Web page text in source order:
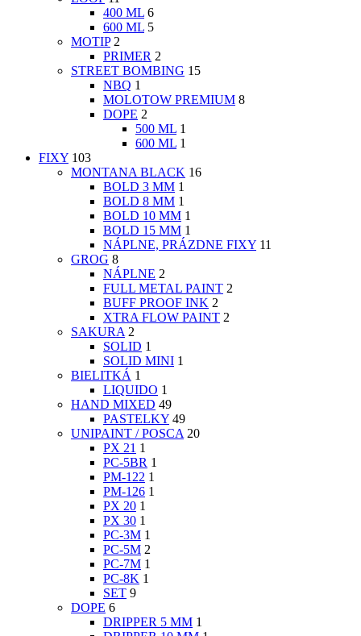
400 ML 6
600 ML 5
MOTIP 2
PRIMER 2
STREET BOMBING 15
NBQ 1
MOLOTOW PREMIUM 8
DOPE 2
500 ML 1
600 ML 1
FIXY 103
MONTANA BLACK 16
BOLD 3 MM 1
BOLD 8 MM 1
BOLD 10 MM 1
BOLD 15 MM 1
NÁPLNE, PRÁZDNE FIXY 11
GROG 8
NÁPLNE 2
FULL METAL PAINT 2
BUFF PROOF INK 2
XTRA FLOW PAINT 2
SAKURA 2
SOLID 1
SOLID MINI 1
BIELITKÁ 1
LIQUIDO 1
HAND MIXED 49
PASTELKY 49
UNIPAINT / POSCA 20
PX 21 1
PC-5BR 1
PM-122 1
PM-126 1
PX 20 1
PX 30 1
PC-3M 1
PC-5M 2
PC-7M 1
PC-8K 1
SET 9
DOPE 6
DRIPPER 5 MM 1